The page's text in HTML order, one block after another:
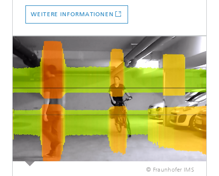
WEITERE INFORMATIONEN
© Fraunhofer IMS